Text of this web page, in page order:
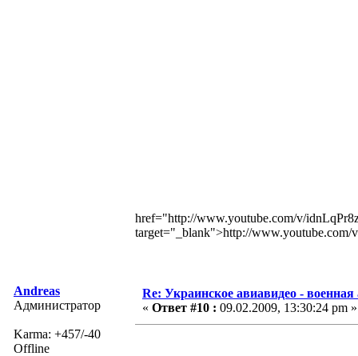
href="http://www.youtube.com/v/
target="_blank">http://
Andreas
Администратор
Karma: +457/-40
Offline
Re: Украинское авиавидео -
« Ответ #10 : 09.02.2009, 13:30:24 pm »